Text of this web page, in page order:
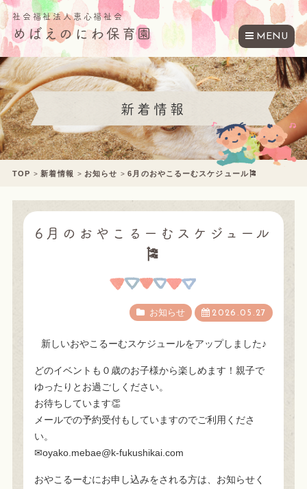
社会福祉法人恵心福祉会
めばえのにわ保育園 MENU
新着情報
TOP 新着情報 お知らせ 6月のおやこるーむスケジュール🎏
6月のおやこるーむスケジュール
🎏
お知らせ 2026.05.27
新しいおやこるーむスケジュールをアップしました♪
どのイベントも０歳のお子様から楽しめます！親子で
ゆったりとお過ごしください。
お待ちしています👏
メールでの予約受付もしていますのでご利用くださ
い。
✉oyako.mebae@k-fukushikai.com
おやこるーむにお申し込みをされる方は、お知らせく